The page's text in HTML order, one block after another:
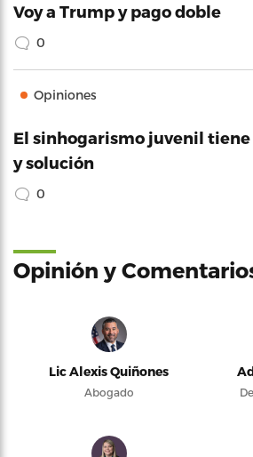
Voy a Trump y pago doble
0
Opiniones
El sinhogarismo juvenil
y solución
0
Opinión y
Lic Alexis Quiñones
Abogado